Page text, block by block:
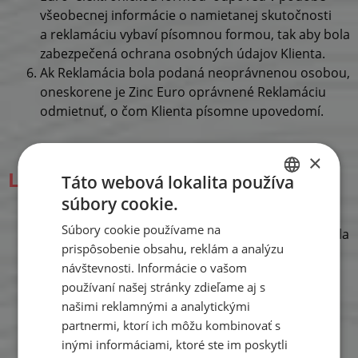
všeobecnej informácie o namietanej skutočnosti
a reklamáciu vybaví písomnou formou, tak aby bola
zabezpečená ochrana osobných údajov Klienta.
Ak Reklamácia bola podaná neoprávnenou osobou,
oneskorene je Zinc Euro oprávnené Reklamáciu
odmietnuť, o čom Klienta písomne upovedomí.
Lehota na podanie reklamácie
Reklamáciu je potrebné uplatniť bez zbytočného
odkladu, najneskôr do 30 dní odo dňa, kedy nastala
skutočnosť, ktorá tvorí predmet Reklamácie alebo
je podnetom pre Reklamáciu.
O uplatnení Reklamácie vydá Zinc Euro Klientovi
potvrdenie.
×
Táto webová lokalita používa
súbory cookie.
Súbory cookie používame na
prispôsobenie obsahu, reklám a analýzu
návštevnosti. Informácie o vašom
používaní našej stránky zdieľame aj s
našimi reklamnými a analytickými
partnermi, ktorí ich môžu kombinovať s
inými informáciami, ktoré ste im poskytli